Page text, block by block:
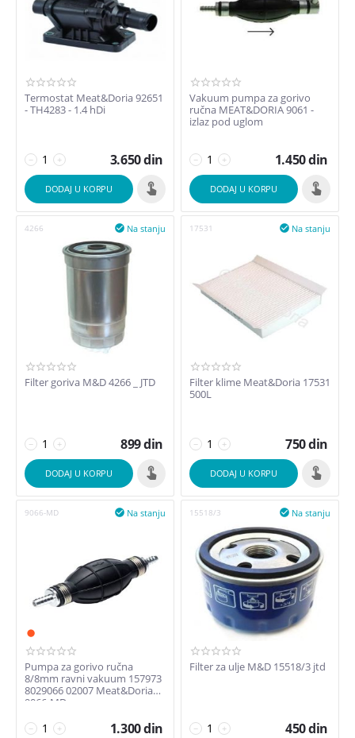
Termostat Meat&Doria 92651
- TH4283 - 1.4 hDi
+
− 3.650din
DODAJ U KORPU
Vakuum pumpa za gorivo
ručna MEAT&DORIA 9061 -
izlaz pod uglom
+
− 1.450din
DODAJ U KORPU
4266 Na stanju

Filter goriva M&D 4266 _ JTD
+
− 899din
DODAJ U KORPU
17531 Na stanju

Filter klime Meat&Doria 17531
500L
+
− 750din
DODAJ U KORPU
9066-MD Na stanju

Pumpa za gorivo ručna
8/8mm ravni vakuum 157973
8029066 02007 Meat&Doria
9066-MD
+
− 1.300din
15518/3 Na stanju

Filter za ulje M&D 15518/3 jtd
+
− 450din